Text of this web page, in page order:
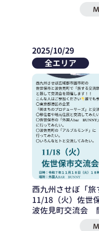
2025/10/29
全エリア
西九州させぼ「
11/18（火）佐世
波佐見町交流会